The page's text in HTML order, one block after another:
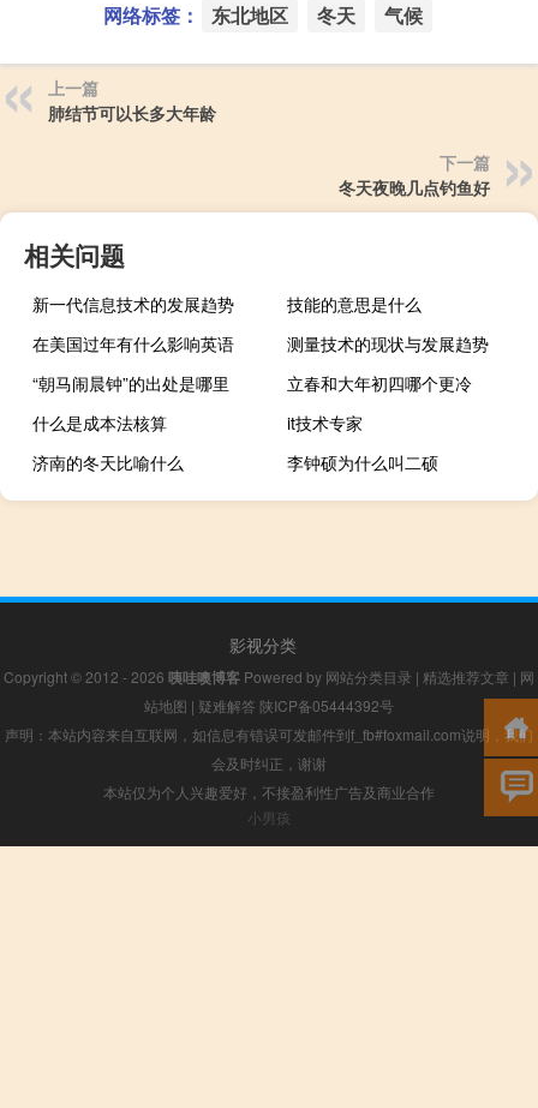
网络标签： 东北地区 冬天 气候
上一篇
肺结节可以长多大年龄
下一篇
冬天夜晚几点钓鱼好
相关问题
新一代信息技术的发展趋势
技能的意思是什么
在美国过年有什么影响英语
测量技术的现状与发展趋势
“朝马闹晨钟”的出处是哪里
立春和大年初四哪个更冷
什么是成本法核算
it技术专家
济南的冬天比喻什么
李钟硕为什么叫二硕
影视分类
Copyright © 2012 - 2026 咦哇噢博客 Powered by 网站分类目录 | 精选推荐文章 | 网
站地图 | 疑难解答 陕ICP备05444392号
声明：本站内容来自互联网，如信息有错误可发邮件到f_fb#foxmail.com说明，我们
会及时纠正，谢谢
本站仅为个人兴趣爱好，不接盈利性广告及商业合作
小男孩